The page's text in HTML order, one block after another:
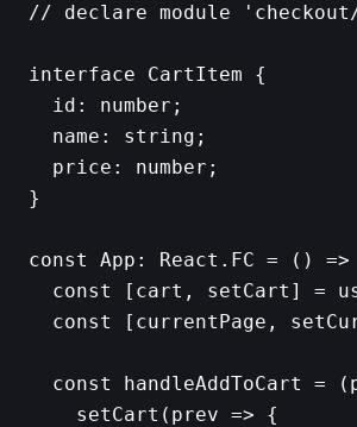
// declare module 'checkout/
interface CartItem {
  id: number;
  name: string;
  price: number;
}
const App: React.FC = ()
const [cart, setCart] =
const [currentPage,
const handleAddToCart =
    setCart(prev => {